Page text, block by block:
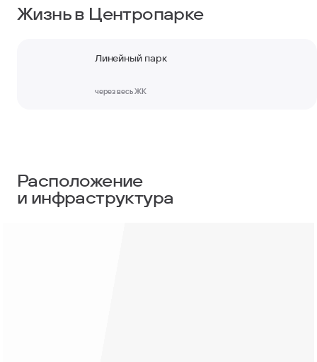
Жизнь в Центропарке
Линейный парк
через весь ЖК
Расположение
и инфраструктура